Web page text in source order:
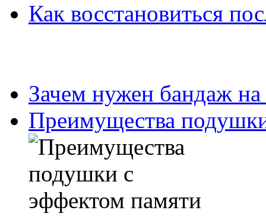
Как восстановиться
Зачем нужен бандаж на
Преимущества